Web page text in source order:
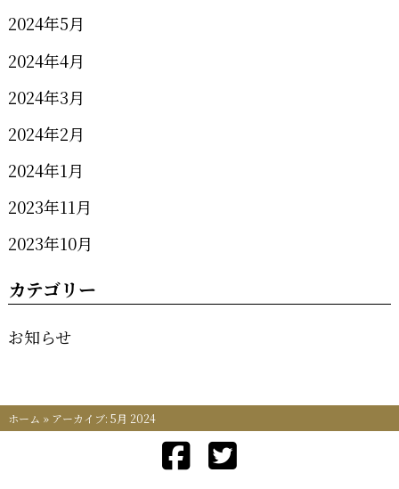
2024年5月
2024年4月
2024年3月
2024年2月
2024年1月
2023年11月
2023年10月
カテゴリー
お知らせ
ホーム » アーカイブ: 5月 2024